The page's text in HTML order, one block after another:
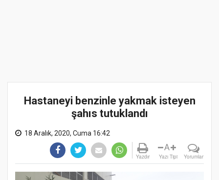
Hastaneyi benzinle yakmak isteyen
şahıs tutuklandı
18 Aralık, 2020, Cuma 16:42
Yazdır
A
Yazı Tipi Yorumlar